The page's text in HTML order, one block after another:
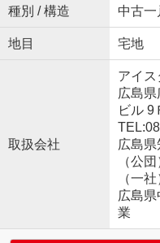
種別 / 構造 中古一
地目 宅地
取扱会社
アイス
広島
ビル 9
広島
（公
（一
広島
業